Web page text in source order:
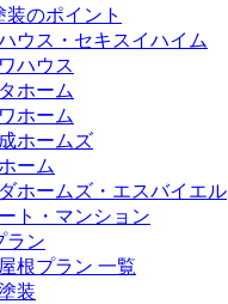
のポイント
ウス・セキスイハイム
ハウス
ホーム
ホーム
ホームズ
ーム
ホームズ・エスバイエル
ト・マンション
ラン
根プラン 一覧
装